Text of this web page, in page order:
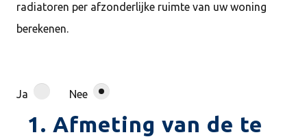
radiatoren per afzonderlijke ruimte van uw woning
berekenen.
Ja Nee
1. Afmeting van de te